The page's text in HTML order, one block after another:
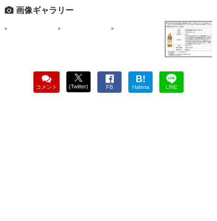
画像ギャラリー
コメント (Twitter) FB
B!
Hatena LINE